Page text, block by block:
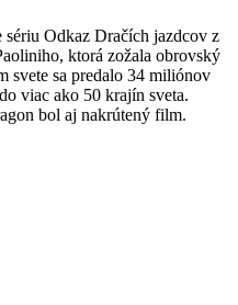
sériu Odkaz Dračích jazdcov z
ktorá zožala obrovský
svete sa predalo 34 miliónov
viac ako 50 krajín sveta.
bol aj nakrútený film.